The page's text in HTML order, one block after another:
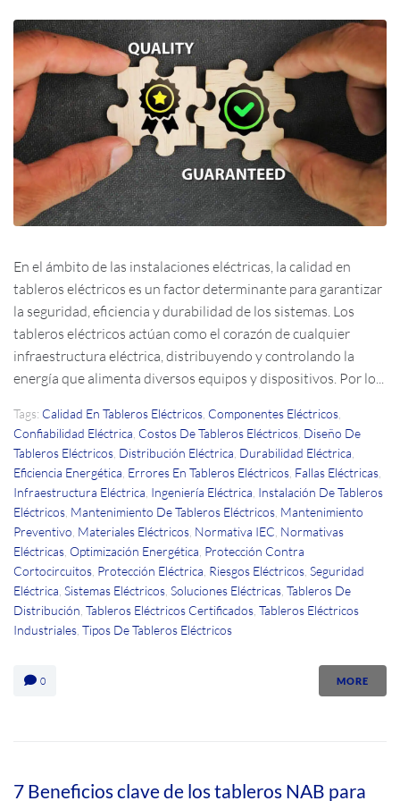
En el ámbito de las instalaciones eléctricas, la calidad en
tableros eléctricos es un factor determinante para garantizar
la seguridad, eficiencia y durabilidad de los sistemas. Los
tableros eléctricos actúan como el corazón de cualquier
infraestructura eléctrica, distribuyendo y controlando la
energía que alimenta diversos equipos y dispositivos. Por lo...
Tags: Calidad En Tableros Eléctricos, Componentes Eléctricos,
Confiabilidad Eléctrica, Costos De Tableros Eléctricos, Diseño De
Tableros Eléctricos, Distribución Eléctrica, Durabilidad Eléctrica,
Eficiencia Energética, Errores En Tableros Eléctricos, Fallas Eléctricas,
Infraestructura Eléctrica, Ingeniería Eléctrica, Instalación De Tableros
Eléctricos, Mantenimiento De Tableros Eléctricos, Mantenimiento
Preventivo, Materiales Eléctricos, Normativa IEC, Normativas
Eléctricas, Optimización Energética, Protección Contra
Cortocircuitos, Protección Eléctrica, Riesgos Eléctricos, Seguridad
Eléctrica, Sistemas Eléctricos, Soluciones Eléctricas, Tableros De
Distribución, Tableros Eléctricos Certificados, Tableros Eléctricos
Industriales, Tipos De Tableros Eléctricos
0 MORE
7 Beneficios clave de los tableros NAB para